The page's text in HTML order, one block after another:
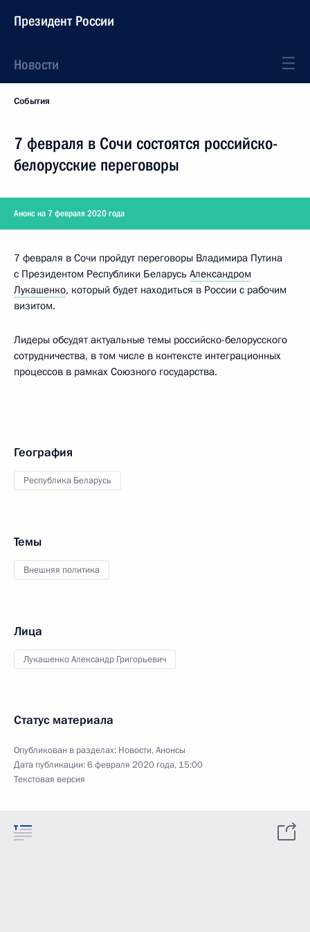
Президент России
Новости
События
7 февраля в Сочи состоятся российско-
белорусские переговоры
Анонс на 7 февраля 2020 года
7 февраля в Сочи пройдут переговоры Владимира Путина
с Президентом Республики Беларусь Александром
Лукашенко, который будет находиться в России с рабочим
визитом.
Лидеры обсудят актуальные темы российско-белорусского
сотрудничества, в том числе в контексте интеграционных
процессов в рамках Союзного государства.
География
Республика Беларусь
Темы
Внешняя политика
Лица
Лукашенко Александр Григорьевич
Статус материала
Опубликован в разделах: Новости,Анонсы
Дата публикации:6 февраля 2020 года, 15:00
Текстовая версия